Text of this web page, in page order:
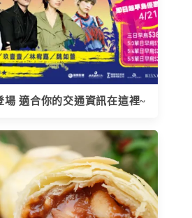
場 適合你的交通資訊在這裡~